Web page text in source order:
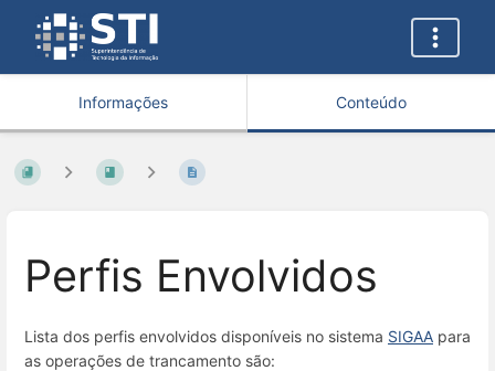
Informações Conteúdo
Perfis Envolvidos
Lista dos perfis envolvidos disponíveis no sistema SIGAA para
as operações de trancamento são: